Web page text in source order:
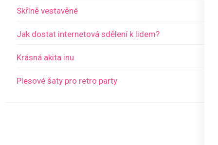
Skříně vestavěné
Jak dostat internetová sdělení k lidem?
Krásná akita inu
Plesové šaty pro retro party